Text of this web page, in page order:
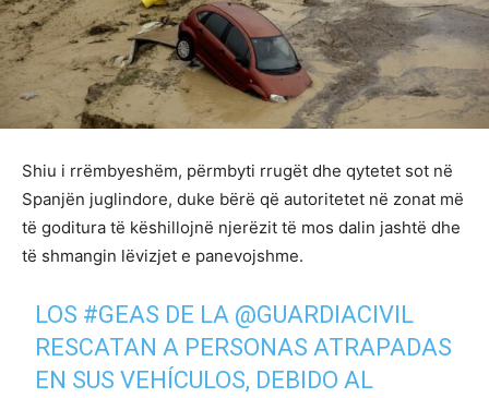
Shiu i rrëmbyeshëm, përmbyti rrugët dhe qytetet sot në
Spanjën juglindore, duke bërë që autoritetet në zonat më
të goditura të këshillojnë njerëzit të mos dalin jashtë dhe
të shmangin lëvizjet e panevojshme.
LOS #GEAS DE LA @GUARDIACIVIL
RESCATAN A PERSONAS ATRAPADAS
EN SUS VEHÍCULOS, DEBIDO AL